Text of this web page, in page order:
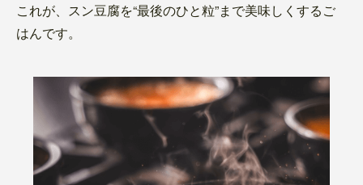
これが、スン豆腐を“最後のひと粒”まで美味しくするご
はんです。